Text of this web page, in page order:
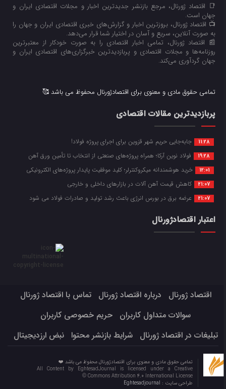
📑 اقتصاد ژورنال، مرجع بازنشر جدیدترین اخبار و مجلات اقتصادی ایران و
جهان است.
📺 اقتصاد ژورنال، بروزترین اخبار و گزارش‌های خبری اقتصادی ایران و جهان را
به صورت آنلاین، سریع و آسان در اختیار شما قرار می‌‌دهد.
📰 اقتصاد ژورنال، تمامی اخبار اقتصادی را به صورت خودکار از معتبرترین
روزنامه‌ها و مجلات اقتصادی و پربازدیدترین خبرگزاری‌های اقتصادی ایران و
جهان گردآوری می‌کند.
تمامی حقوق مادی و معنوی برای اقتصادژورنال محفوظ می باشد 🥰
پربازدیدترین مقالات اقتصادی
11:28 جابه‌جایی حریم شهر قزوین برای اجرای پروژه فولاد!
19:28 فولاد نوین آرکا؛ همراه پروژه‌های صنعتی از انتخاب تا تأمین ورق آهن
12:01 خرید هوشمندانه میکروکنترلر؛ کلید موفقیت پایدار پروژه‌های الکترونیکی
21:07 کاهش قیمت آهن آلات در بازارهای داخلی و خارجی
21:07 عرضه برق در بورس انرژی باعث رشد تولید و صادرات فولاد می شود
اعتبار اقتصادژورنال
اقتصاد ژورنال درباره اقتصاد ژورنال
تماس با اقتصاد ژورنال
سوالات متداول کاربران
حریم خصوصی کاربران
تبلیغات در اقتصاد ژورنال
شرایط بازنشر محتوا نبض ارزدیجیتال
تمامی حقوق مادی و معنوی برای اقتصادژورنال محفوظ می باشد ❤️
All Content by EghtesadJournal is licensed under a Creative
Commons Attribution 4.0 International License ©️
طراحی سایت :